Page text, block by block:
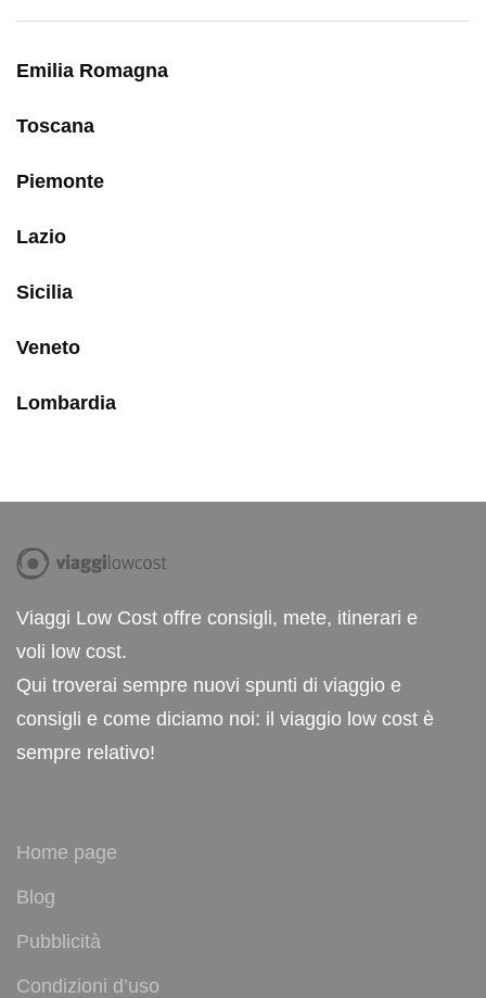
Emilia Romagna
Toscana
Piemonte
Lazio
Sicilia
Veneto
Lombardia
Viaggi Low Cost offre consigli, mete, itinerari e
voli low cost.
Qui troverai sempre nuovi spunti di viaggio e
consigli e come diciamo noi: il viaggio low cost è
sempre relativo!
Home page
Blog
Pubblicità
Condizioni d’uso